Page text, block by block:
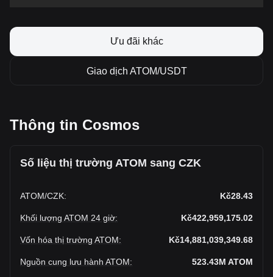
Ưu đãi khác
Giao dịch ATOM/USDT
Thông tin Cosmos
Số liệu thị trường ATOM sang CZK
ATOM/CZK: Kč28.43
Khối lượng ATOM 24 giờ: Kč422,959,175.02
Vốn hóa thị trường ATOM: Kč14,881,039,349.68
Nguồn cung lưu hành ATOM: 523.43M ATOM